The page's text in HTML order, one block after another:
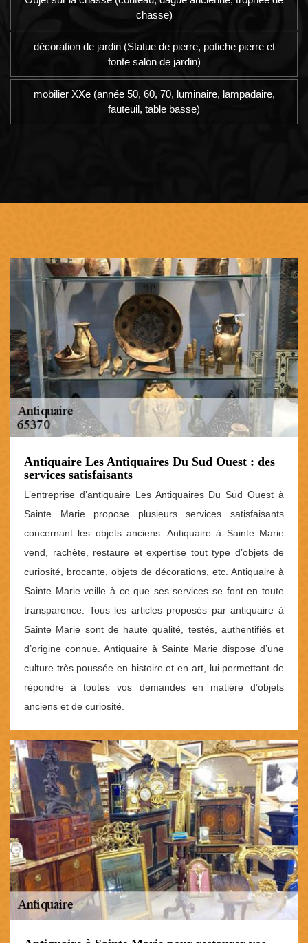
chasse)
décoration de jardin (Statue de pierre, potiche pierre et
fonte salon de jardin)
mobilier XXe (année 50, 60, 70, luminaire, lampadaire,
fauteuil, table basse)
Antiquaire Les Antiquaires Du Sud Ouest : des
services satisfaisants
L’entreprise d’antiquaire Les Antiquaires Du Sud Ouest à
Sainte Marie propose plusieurs services satisfaisants
concernant les objets anciens. Antiquaire à Sainte Marie
vend, rachète, restaure et expertise tout type d’objets de
curiosité, brocante, objets de décorations, etc. Antiquaire à
Sainte Marie veille à ce que ses services se font en toute
transparence. Tous les articles proposés par antiquaire à
Sainte Marie sont de haute qualité, testés, authentifiés et
d’origine connue. Antiquaire à Sainte Marie dispose d’une
culture très poussée en histoire et en art, lui permettant de
répondre à toutes vos demandes en matière d’objets
anciens et de curiosité.